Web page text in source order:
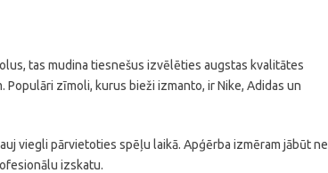
tas mudina tiesnešus izvēlēties augstas kvalitātes
zīmoli, kurus bieži izmanto, ir Nike, Adidas un
viegli pārvietoties spēļu laikā. Apģērba izmēram jābūt ne
izskatu.